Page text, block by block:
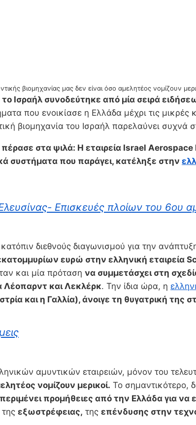
βιομηχανίας μας δεν είναι όσο αμελητέος νομίζουν
συνοδεύτηκε από μία σειρά
που ενοικίασε η Ελλάδα μέχρι τις μικρές
βιομηχανία του Ισραήλ παρελαύνει συχνά
στα ψιλά: Η εταιρεία Israel
συστήματα που παράγει, κατέληξε στην
Επισκευές πλοίων του 6ου
διεθνούς διαγωνισμού για την
ευρώ στην ελληνική εταιρεία
και μία πρόταση να συμμετάσχει στη
Λέοπαρντ και Λεκλέρκ. Την ίδια ώρα, η
και η Γαλλία), άνοιγε τη θυγατρική της
αμυντικών εταιρειών, μόνον του
νομίζουν μερικοί. Το σημαντικότερο,
προμήθειες από την Ελλάδα για να
εξωστρέφειας, της επένδυσης στην